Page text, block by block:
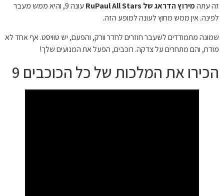
זה עתהמירוץ הדראג של RuPaul All Stars
עונה 9, והיא ממש מעבר
לפינה. אין ממש מחוץ לעונה למופע הזה.
שמונה מתמודדים לשעבר חוזרים לחדר וורק, והפעם, יש טוויסט. אף אחד לא
מודח, והם מתחרים על צדקה. רוכבים, הפעל את המנועים שלך!
הכירו את המלכות של כל הכוכבים 9